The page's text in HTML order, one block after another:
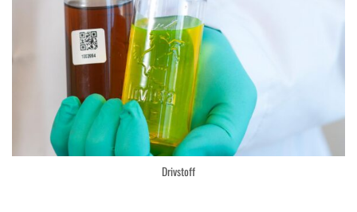
Drivstoff